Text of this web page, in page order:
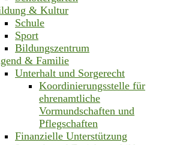
& Kultur
Schule
Sport
Bildungszentrum
& Familie
Unterhalt und Sorgerecht
Koordinierungsstelle für
ehrenamtliche
Vormundschaften und
Pflegschaften
Finanzielle Unterstützung